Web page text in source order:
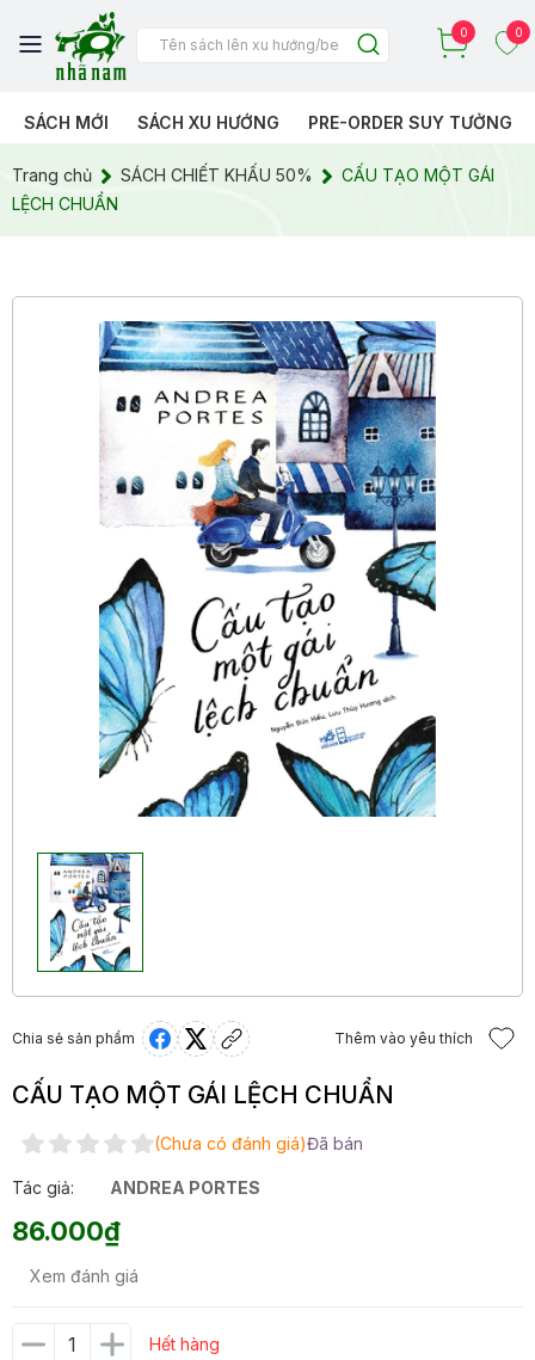
0 0
SÁCH MỚI SÁCH XU HƯỚNG PRE-ORDER SUY TƯỞNG
Trang chủ SÁCH CHIẾT KHẤU 50%
CẤU TẠO MỘT GÁI
LỆCH CHUẨN
Chia sẻ sản phẩm Thêm vào yêu thích
CẤU TẠO MỘT GÁI LỆCH CHUẨN
(Chưa có đánh giá)Đã bán
Tác giả: ANDREA PORTES
86.000₫
Xem đánh giá
Hết hàng